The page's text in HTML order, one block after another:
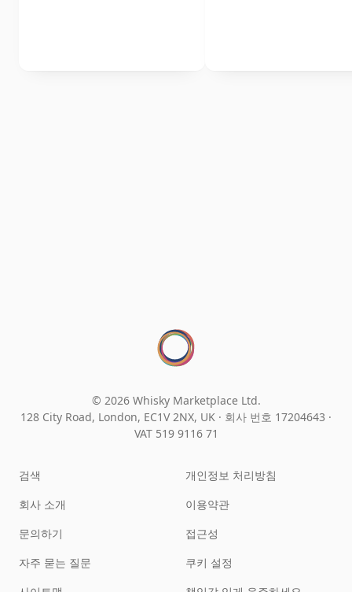
© 2026 Whisky Marketplace Ltd.
128 City Road, London, EC1V 2NX, UK · 회사 번호 17204643 ·
VAT 519 9116 71
검색
회사 소개
문의하기
자주 묻는 질문
개인정보 처리방침
이용약관
접근성
쿠키 설정